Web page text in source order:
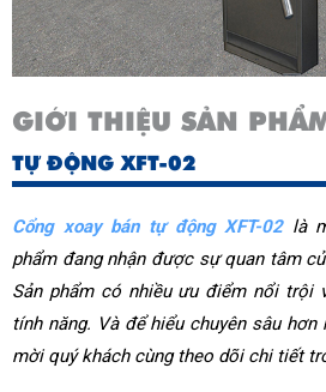
GIỚI THIỆU SẢN
TỰ ĐỘNG XFT-02
Cổng xoay bán tự động XFT-02 là
phẩm đang nhận được sự quan tâm
Sản phẩm có nhiều ưu điểm nổi trội
tính năng. Và để hiểu chuyên sâu hơn
mời quý khách cùng theo dõi chi tiết